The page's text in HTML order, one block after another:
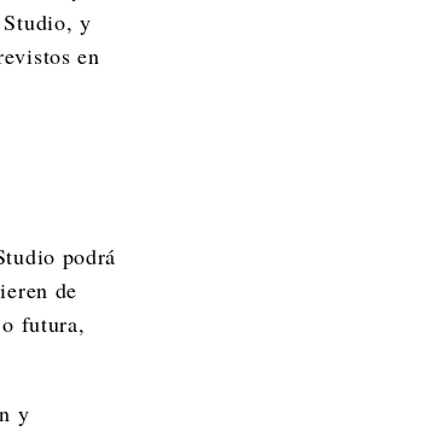
y
en
podrá
de
futura,
y